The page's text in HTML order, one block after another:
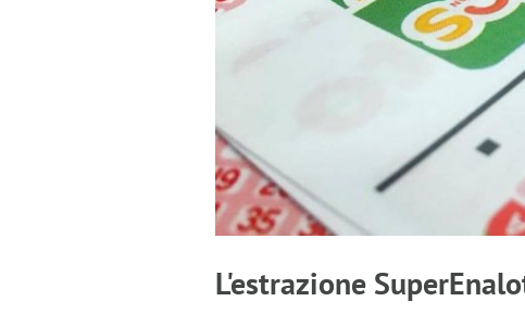
L'estrazione